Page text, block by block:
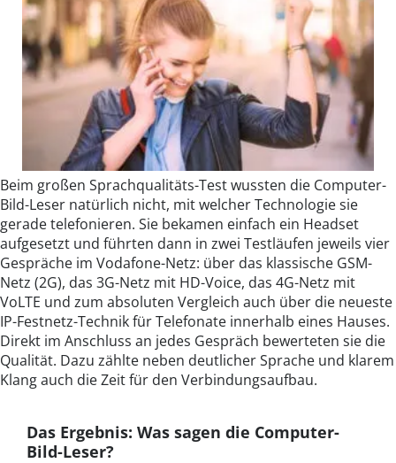
Beim großen Sprachqualitäts-Test wussten die Computer-
Bild-Leser natürlich nicht, mit welcher Technologie sie
gerade telefonieren. Sie bekamen einfach ein Headset
aufgesetzt und führten dann in zwei Testläufen jeweils vier
Gespräche im Vodafone-Netz: über das klassische GSM-
Netz (2G), das 3G-Netz mit HD-Voice, das 4G-Netz mit
VoLTE und zum absoluten Vergleich auch über die neueste
IP-Festnetz-Technik für Telefonate innerhalb eines Hauses.
Direkt im Anschluss an jedes Gespräch bewerteten sie die
Qualität. Dazu zählte neben deutlicher Sprache und klarem
Klang auch die Zeit für den Verbindungsaufbau.
Das Ergebnis: Was sagen die Computer-
Bild-Leser?